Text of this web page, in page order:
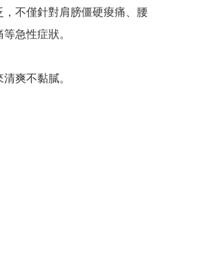
不僅針對肩膀僵硬痠痛、腰
急性症狀。
爽不黏膩。